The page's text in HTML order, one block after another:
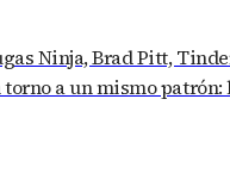
Ninja, Brad Pitt,
a un mismo